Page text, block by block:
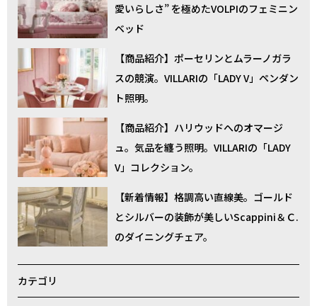
愛いらしさ” を極めたVOLPIのフェミニン
ベッド
【商品紹介】ポーセリンとムラーノガラ
スの競演。VILLARIの「LADY V」ペンダン
ト照明。
【商品紹介】ハリウッドへのオマージ
ュ。気品を纏う照明。VILLARIの「LADY
V」コレクション。
【新着情報】格調高い直線美。ゴールド
とシルバーの装飾が美しいScappini＆Ｃ.
のダイニングチェア。
カテゴリ